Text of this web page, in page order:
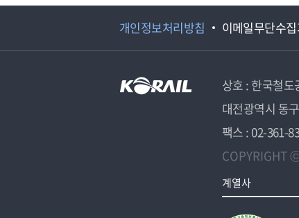
개인정보처리방침 이메일무단수
상호 : 한국철도
대전광역시 동
팩스 : 02-361-
COPYRIGHT
계열사